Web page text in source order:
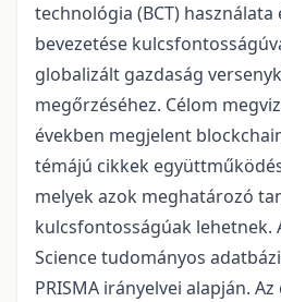
technológia (BCT) használata
bevezetése
globalizált gazdaság
megőrzéséhez. Célom
években megjelent
témájú cikkek
melyek azok meghatározó
kulcsfontosságúak lehetnek.
Science tudományos
PRISMA irányelvei alapján.